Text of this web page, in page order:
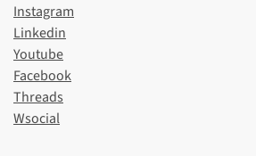
Instagram
Linkedin
Youtube
Facebook
Threads
Wsocial